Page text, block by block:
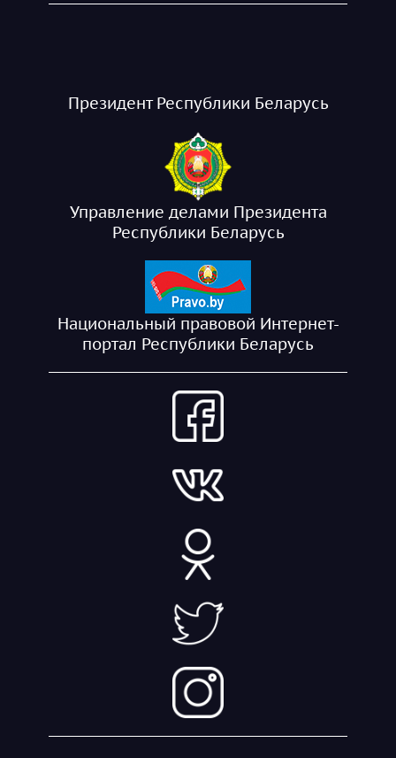
Президент Республики Беларусь
Управление делами Президента
Республики Беларусь
Национальный правовой Интернет-
портал Республики Беларусь